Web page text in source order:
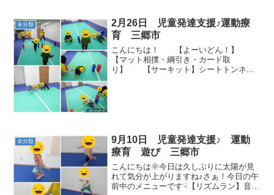
未分類
2月26日 児童発達支援♪運動療
育 三郷市
こんにちは！ 【よーいどん！】
【マット相撲・綱引き・カード取
り】 【サーキット】シートトンネル
未分類
9月10日 児童発達支援♪ 運動
療育 遊び 三郷市
こんにちは🌞今日は久しぶりに太陽が見
れて気分が上がりますね♪さぁ！今日の午
前中のメニューです☟【リズムラン】音に